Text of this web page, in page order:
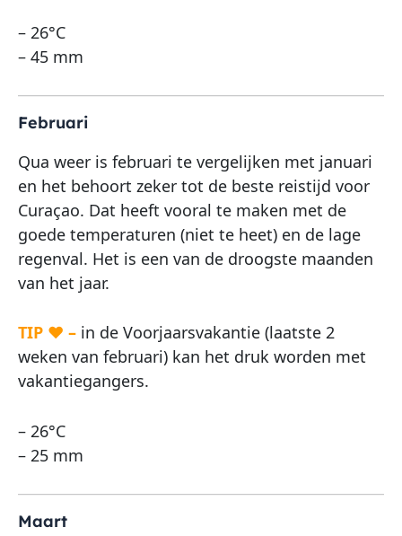
– 26°C
– 45 mm
Februari
Qua weer is februari te vergelijken met januari
en het behoort zeker tot de beste reistijd voor
Curaçao. Dat heeft vooral te maken met de
goede temperaturen (niet te heet) en de lage
regenval. Het is een van de droogste maanden
van het jaar.
TIP ♥ – in de Voorjaarsvakantie (laatste 2
weken van februari) kan het druk worden met
vakantiegangers.
– 26°C
– 25 mm
Maart